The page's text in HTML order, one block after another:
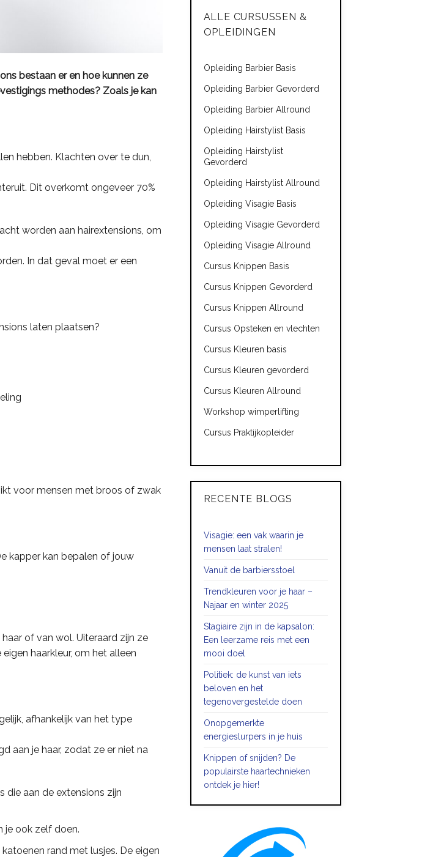
bestaan er en hoe kunnen ze
methodes? Zoals je kan
hebben. Klachten over te dun,
Dit overkomt ongeveer 70%
worden aan hairextensions, om
In dat geval moet er een
laten plaatsen?
voor mensen met broos of zwak
kapper kan bepalen of jouw
of van wol. Uiteraard zijn ze
haarkleur, om het alleen
afhankelijk van het type
aan je haar, zodat ze er niet na
die aan de extensions zijn
je ook zelf doen.
rand met lusjes. De eigen
ALLE CURSUSSEN &
OPLEIDINGEN
Opleiding Barbier Basis
Opleiding Barbier Gevorderd
Opleiding Barbier Allround
Opleiding Hairstylist Basis
Opleiding Hairstylist
Gevorderd
Opleiding Hairstylist Allround
Opleiding Visagie Basis
Opleiding Visagie Gevorderd
Opleiding Visagie Allround
Cursus Knippen Basis
Cursus Knippen Gevorderd
Cursus Knippen Allround
Cursus Opsteken en vlechten
Cursus Kleuren basis
Cursus Kleuren gevorderd
Cursus Kleuren Allround
Workshop wimperlifting
Cursus Praktijkopleider
RECENTE BLOGS
Visagie: een vak waarin je
mensen laat stralen!
Vanuit de barbiersstoel
Trendkleuren voor je haar –
Najaar en winter 2025
Stagiaire zijn in de kapsalon:
Een leerzame reis met een
mooi doel
Politiek: de kunst van iets
beloven en het
tegenovergestelde doen
Onopgemerkte
energieslurpers in je huis
Knippen of snijden? De
populairste haartechnieken
ontdek je hier!